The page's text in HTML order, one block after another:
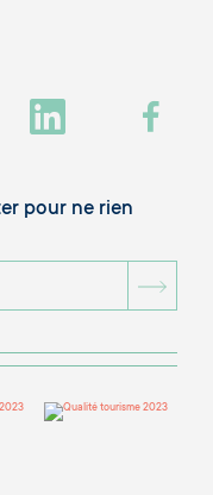
pour ne rien